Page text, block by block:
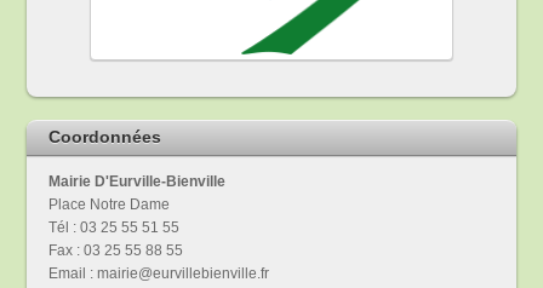
Coordonnées
Mairie D'Eurville-Bienville
Place Notre Dame
Tél : 03 25 55 51 55
Fax : 03 25 55 88 55
Email : mairie@eurvillebienville.fr